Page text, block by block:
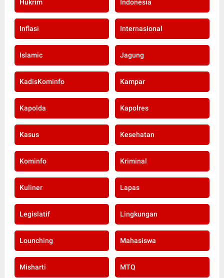
Hukrim Indonesia
Inflasi Internasional
Islamic Jagung
KadisKominfo Kampar
Kapolda Kapolres
Kasus Kesehatan
Kominfo Kriminal
Kuliner Lapas
Legislatif Lingkungan
Lounching Mahasiswa
Misharti MTQ